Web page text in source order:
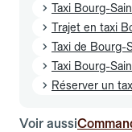
Taxi Bourg-
Trajet en taxi
Taxi de Bourg-
Taxi Bourg-
Réserver un
Voir aussi